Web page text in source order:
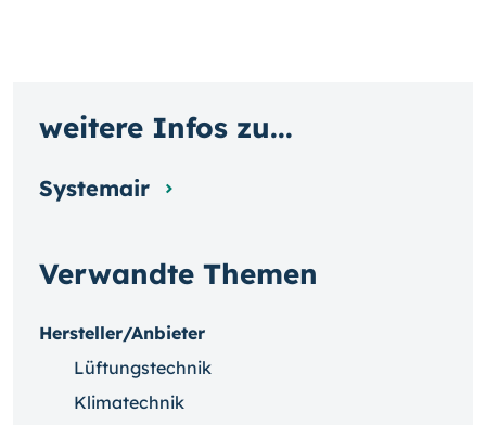
Verwandte Themen
Hersteller/Anbieter
Lüftungstechnik
Klimatechnik
weitere Infos zu...
Systemair